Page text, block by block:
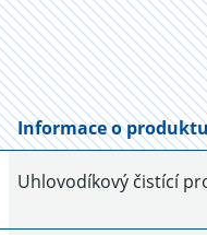
Informace o
Uhlovodíkový čistící